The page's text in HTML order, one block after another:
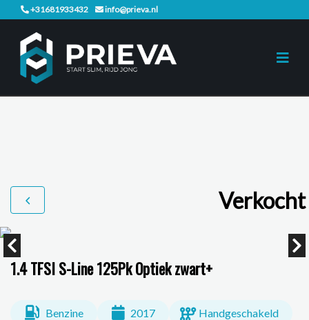
+31681933432 info@prieva.nl
Verkocht
1.4 TFSI S-Line 125Pk Optiek zwart+
Benzine 2017
Handgeschakeld